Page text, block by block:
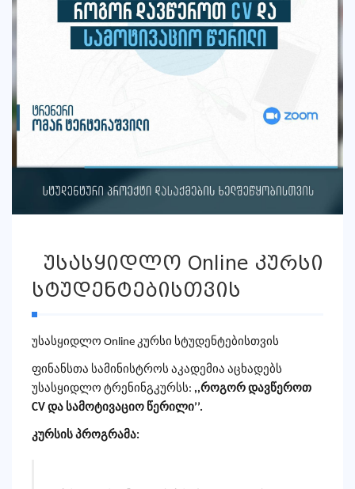
უსასყიდლო Online კურსი
სტუდენტებისთვის
უსასყიდლო Online კურსი სტუდენტებისთვის
ფინანსთა სამინისტროს აკადემია აცხადებს
უსასყიდლო ტრენინგკურსს: ,,როგორ დავწეროთ
CV და სამოტივაციო წერილი’’.
კურსის პროგრამა: